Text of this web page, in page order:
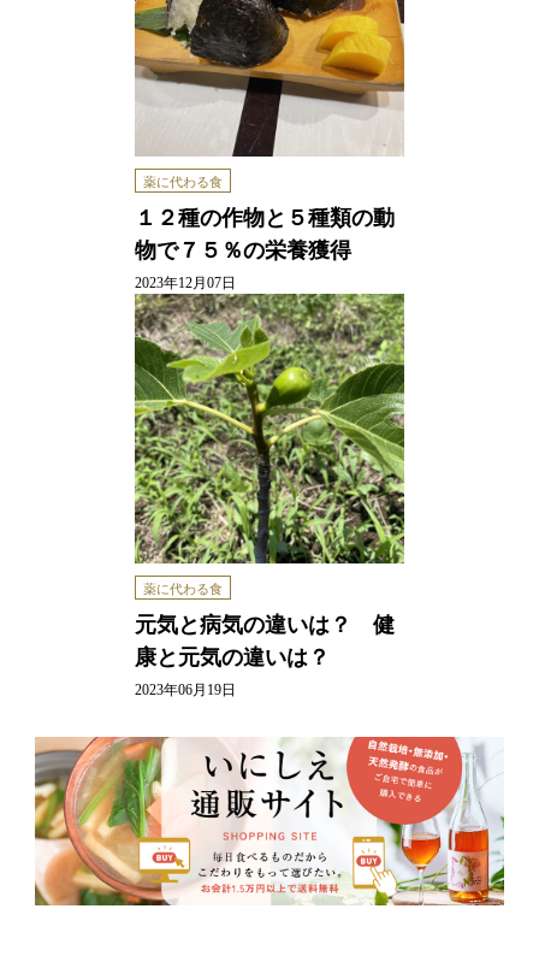
薬に代わる食
１２種の作物と５種類の動
物で７５％の栄養獲得
2023年12月07日
薬に代わる食
元気と病気の違いは？ 健
康と元気の違いは？
2023年06月19日